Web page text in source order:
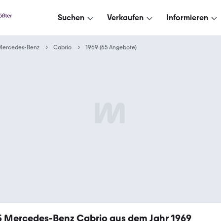
Suchen Verkaufen Informieren
Benz Cabrio 1969 (65 Angebote)
Mercedes-Benz Cabrio aus dem Jahr 1969